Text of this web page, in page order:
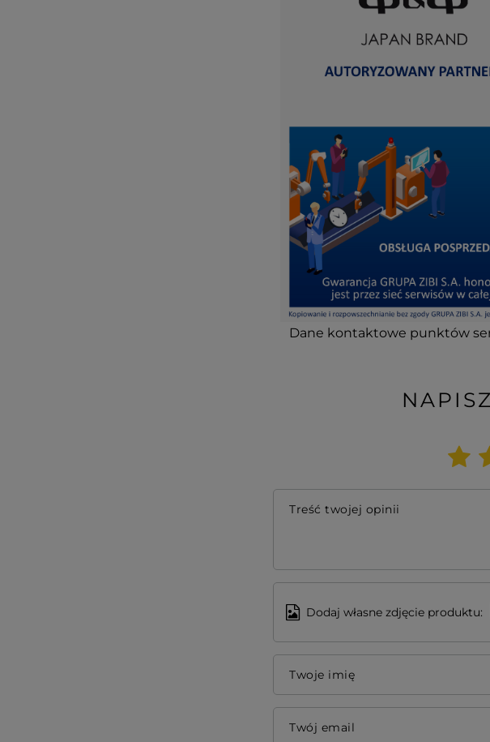
Dane kontaktowe punktów
Treść twojej opinii
Dodaj własne zdjęcie produktu:
Twoje imię
Twój email